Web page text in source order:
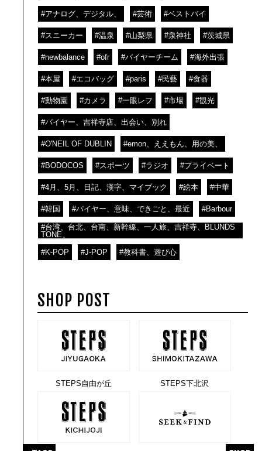
#アナログ、デジタル、 #芸術 #ベストバイ
#スニーカー #温泉 #山梨県 #泉神社 #茨城県
#newbalance #ofr #バイヤーチーム #海外出張
#本屋 #エコバッグ #paris #民藝 #食器
#動物園 #カメラ #一眼レフ #市場 #観光
#バイヤー、吉祥寺店、出会い、別れ
#O'NEIL OF DUBLIN #emon、ええもん、用の美、
#BODOCOS #スポーツ #ラジオ #プライベート
#4月、5月、日記、漢字、マイブック #絵本 #中華
#韓国 #バイヤー、意味、できごと、最近 #Barbour
#台湾、台北、台南、新幹線、一人旅、吉祥寺、BLUNDS
TONE、
#K-POP #J-POP #教科書、遊び心
SHOP POST
STEPS自由が丘 STEPS下北沢